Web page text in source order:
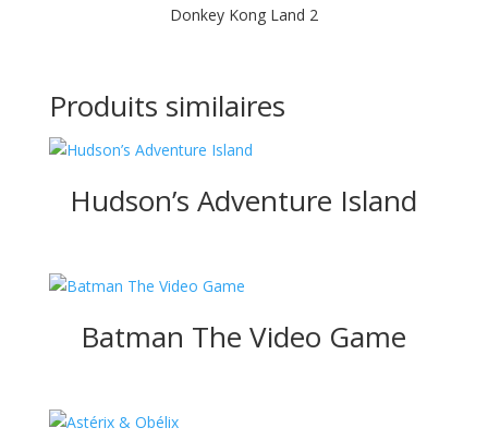
Donkey Kong Land 2
Produits similaires
Hudson’s Adventure Island
Batman The Video Game